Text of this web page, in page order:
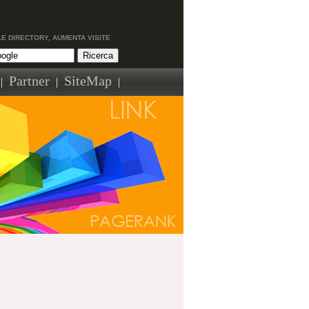
DIRECTORY, AUMENTA VISITE
| Partner | SiteMap |